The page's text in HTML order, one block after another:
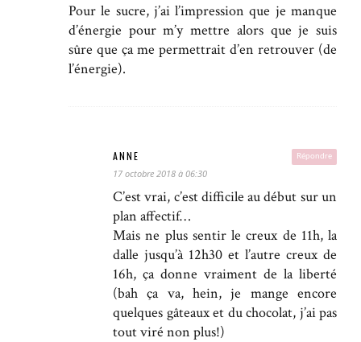
Pour le sucre, j’ai l’impression que je manque
d’énergie pour m’y mettre alors que je suis
sûre que ça me permettrait d’en retrouver (de
l’énergie).
Répondre
ANNE
17 octobre 2018 à 06:30
C’est vrai, c’est difficile au début sur un
plan affectif…
Mais ne plus sentir le creux de 11h, la
dalle jusqu’à 12h30 et l’autre creux de
16h, ça donne vraiment de la liberté
(bah ça va, hein, je mange encore
quelques gâteaux et du chocolat, j’ai pas
tout viré non plus!)